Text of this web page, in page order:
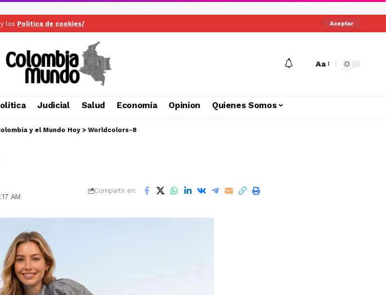
y los Politica de cookies/ Aceptar
Aa
Judicial Salud Economía Opinion Quienes Somos
y el Mundo Hoy> Worldcolors-8
AM
Compartir en: